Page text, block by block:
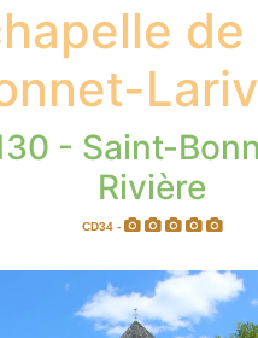
- Saint-
Rivière
CD34 -